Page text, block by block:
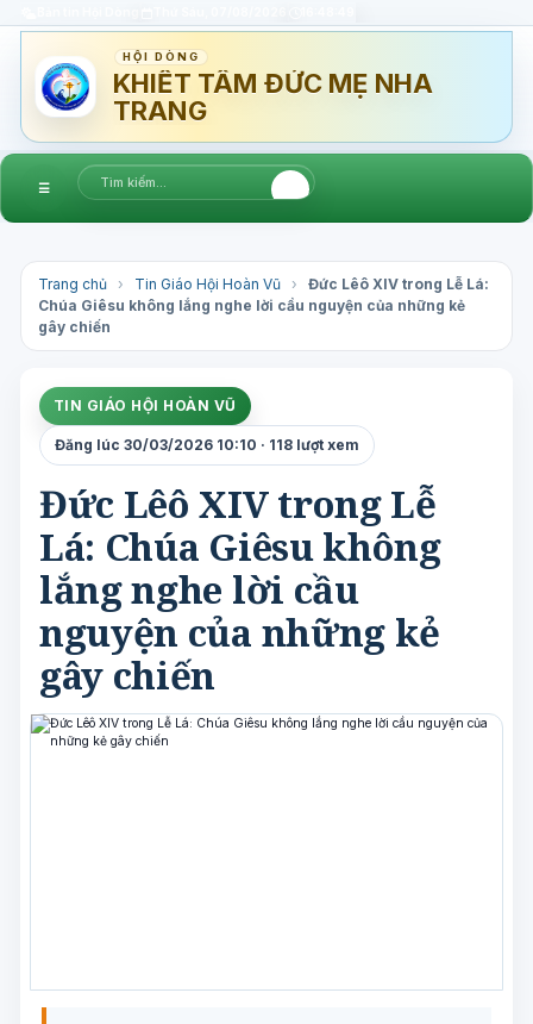
HỘI DÒNG
KHIẾT TÂM ĐỨC MẸ NHA
TRANG
☰
Trang chủ › Tin Giáo Hội Hoàn Vũ ›
Đức Lêô XIV trong Lễ Lá:
Chúa Giêsu không lắng nghe lời cầu nguyện của những kẻ
gây chiến
TIN GIÁO HỘI HOÀN VŨ
Đăng lúc 30/03/2026 10:10 · 118 lượt xem
Đức Lêô XIV trong Lễ
Lá: Chúa Giêsu không
lắng nghe lời cầu
nguyện của những kẻ
gây chiến